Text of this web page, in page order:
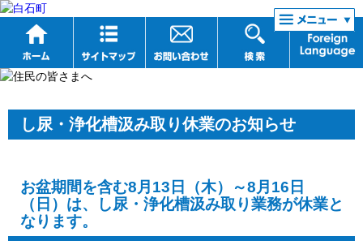
リンク集
し尿・浄化槽汲み取り休業のお知らせ
お盆期間を含む8月13日（木）～8月16日
（日）は、し尿・浄化槽汲み取り業務が休業と
なります。